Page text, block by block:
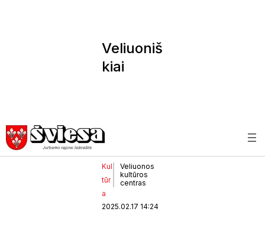
Veliuoniš
kiai
us
Kul
tūr
a
Veliuonos
kultūros
centras
2025.02.17 14:24